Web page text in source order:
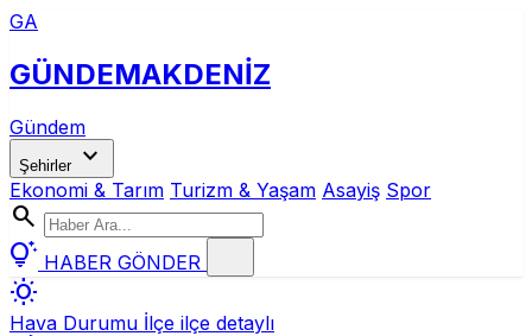
GA
GÜNDEMAKDENİZ
Gündem
Şehirler expand_more
Ekonomi & Tarım Turizm & Yaşam Asayiş Spor
search
tips_and_updates HABER GÖNDER
wb_sunny
Hava Durumu İlçe ilçe detaylı